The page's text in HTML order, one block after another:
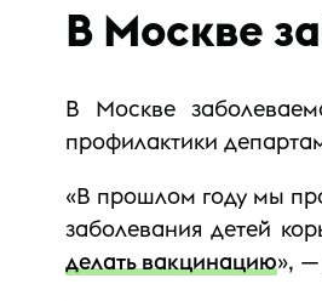
В Москве
В Москве
профилактики
«В прошлом году мы
заболевания детей
делать вакцинацию», —